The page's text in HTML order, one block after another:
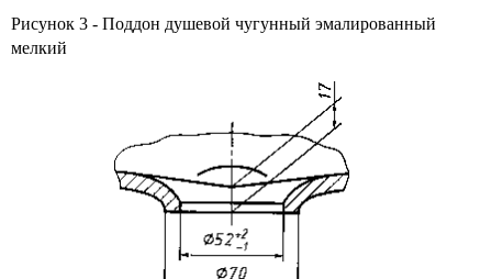
Рисунок 3 - Поддон душевой чугунный эмалированный
мелкий